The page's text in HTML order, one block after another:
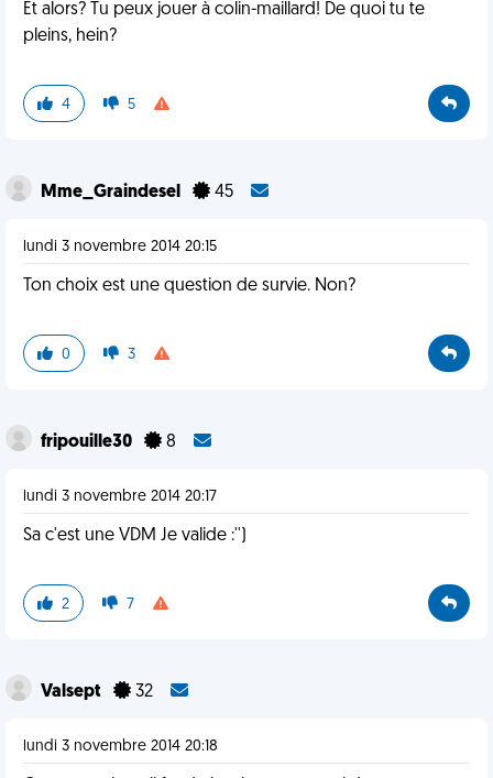
Et alors? Tu peux jouer à colin-maillard! De quoi tu te
pleins, hein?
4 5
Mme_Graindesel 45
lundi 3 novembre 2014 20:15
Ton choix est une question de survie. Non?
0 3
fripouille30 8
lundi 3 novembre 2014 20:17
Sa c'est une VDM Je valide :'')
2 7
Valsept 32
lundi 3 novembre 2014 20:18